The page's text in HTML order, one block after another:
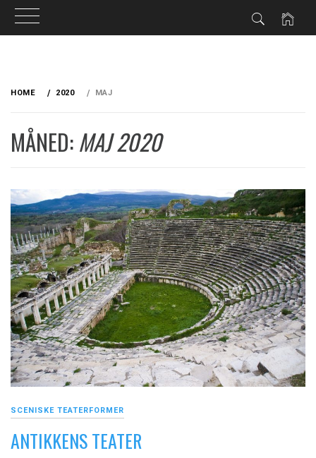
HOME 2020 MAJ
MÅNED:MAJ 2020
SCENISKE TEATERFORMER
ANTIKKENS TEATER